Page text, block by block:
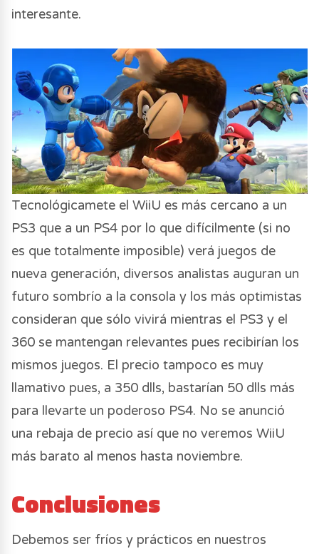
interesante.
Tecnológicamete el WiiU es más cercano a un
PS3 que a un PS4 por lo que difícilmente (si no
es que totalmente imposible) verá juegos de
nueva generación, diversos analistas auguran un
futuro sombrío a la consola y los más optimistas
consideran que sólo vivirá mientras el PS3 y el
360 se mantengan relevantes pues recibirían los
mismos juegos. El precio tampoco es muy
llamativo pues, a 350 dlls, bastarían 50 dlls más
para llevarte un poderoso PS4. No se anunció
una rebaja de precio así que no veremos WiiU
más barato al menos hasta noviembre.
Conclusiones
Debemos ser fríos y prácticos en nuestros